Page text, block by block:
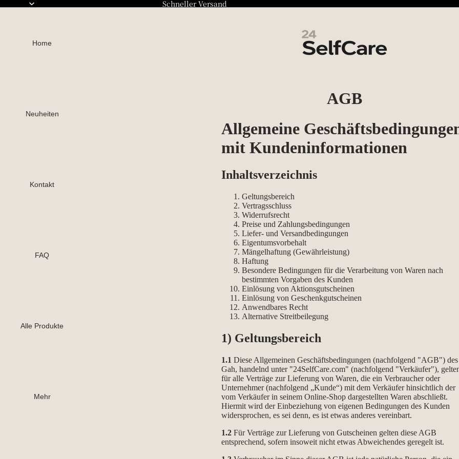
Schneller Versand
Home
Neuheiten
Kontakt
FAQ
Alle Produkte
Mehr
AGB
Allgemeine
mit Kundeninformationen
Inhaltsverzeichnis
Geltungsbereich
Vertragsschluss
Widerrufsrecht
Preise und Zahlungsbedingungen
Liefer- und Versandbedingungen
Eigentumsvorbehalt
Mängelhaftung (Gewährleistung)
Haftung
Besondere Bedingungen für die Verarbeitung von Waren nach
bestimmten Vorgaben des Kunden
Einlösung von Aktionsgutscheinen
Einlösung von Geschenkgutscheinen
Anwendbares Recht
Alternative Streitbeilegung
1) Geltungsbereich
1.1 Diese Allgemeinen Geschäftsbedingungen (nachfolgend "AGB") des
Gah, handelnd unter "24SelfCare.com" (nachfolgend "Verkäufer"),
für alle Verträge zur Lieferung von Waren, die ein Verbraucher oder
Unternehmer (nachfolgend „Kunde“) mit dem Verkäufer hinsichtlich der
vom Verkäufer in seinem Online-Shop dargestellten Waren abschließt.
Hiermit wird der Einbeziehung von eigenen Bedingungen des Kunden
widersprochen, es sei denn, es ist etwas anderes vereinbart.
1.2 Für Verträge zur Lieferung von Gutscheinen gelten diese AGB
entsprechend, sofern insoweit nicht etwas Abweichendes geregelt ist.